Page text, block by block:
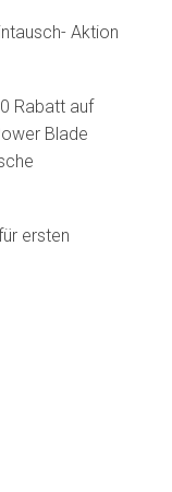
Aktion
Rabatt auf
Blade
ersten